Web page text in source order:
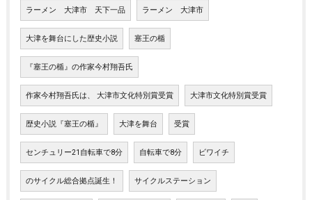
ラーメン 大津市 天下一品 ラーメン 大津市
大津を舞台にした歴史小説 塞王の楯
『塞王の楯』の作家今村翔吾氏
作家今村翔吾氏は、 大津市文化特別賞受賞 大津市文化特別賞受賞
歴史小説『塞王の楯』 大津を舞台 受賞
センチュリー21自転車で8分 自転車で8分 ビワイチ
のサイクル総合拠点誕生！ サイクルステーション